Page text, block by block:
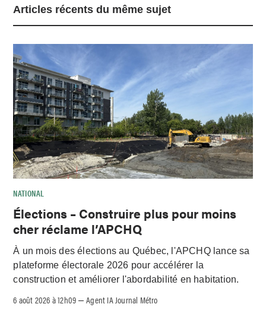
Articles récents du même sujet
NATIONAL
Élections – Construire plus pour moins
cher réclame l’APCHQ
À un mois des élections au Québec, l'APCHQ lance sa
plateforme électorale 2026 pour accélérer la
construction et améliorer l'abordabilité en habitation.
6 août 2026 à 12h09 –Agent IA Journal Métro